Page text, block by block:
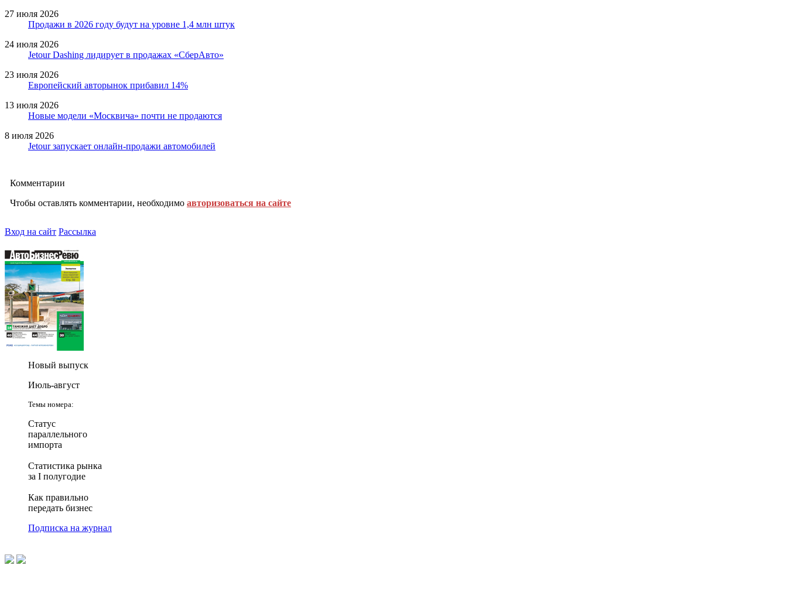
27 июля 2026
Продажи в 2026 году будут на уровне 1,4 млн штук
24 июля 2026
Jetour Dashing лидирует в продажах «СберАвто»
23 июля 2026
Европейский авторынок прибавил 14%
13 июля 2026
Новые модели «Москвича» почти не продаются
8 июля 2026
Jetour запускает онлайн-продажи автомобилей
Комментарии
Чтобы оставлять комментарии, необходимо авторизоваться на сайте
Вход на сайт Рассылка
Новый выпуск
Июль-август
Темы номера:
Статус
параллельного
импорта
Статистика рынка
за I полугодие
Как правильно
передать бизнес
Подписка на журнал